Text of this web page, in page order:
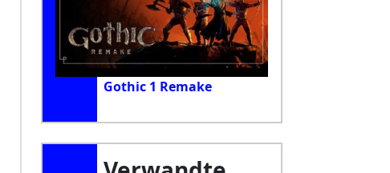
Gothic 1 Remake